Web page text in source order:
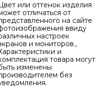
или оттенок изделия
отличаться от
на сайте
ввиду
настроек
и мониторов.,
и
товара могут
изменены
без